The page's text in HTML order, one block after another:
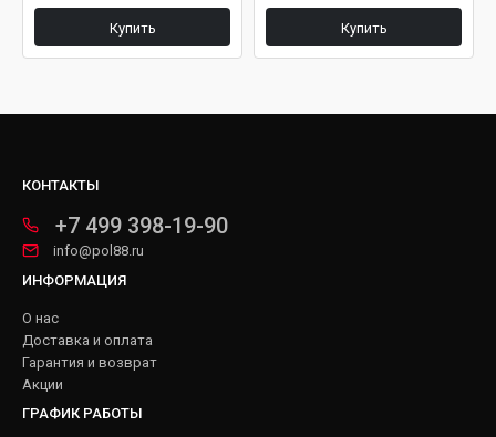
Купить Купить
КОНТАКТЫ
+7 499 398-19-90
info@pol88.ru
ИНФОРМАЦИЯ
О нас
Доставка и оплата
Гарантия и возврат
Акции
ГРАФИК РАБОТЫ